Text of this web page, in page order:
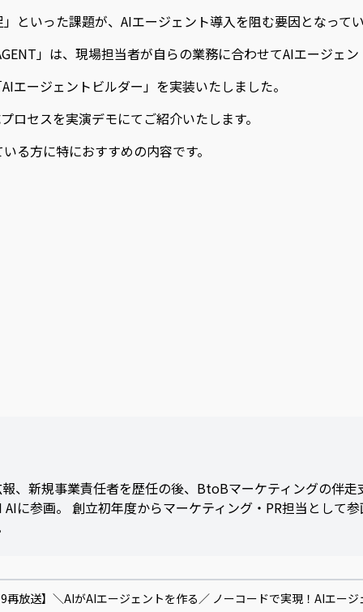
といった課題が、AIエージェント導入を阻む要因となって
」は、現場担当者が自らの業務に合わせてAIエージェ
ージェントビルダー」を実装いたしました。
セスを実演デモにてご紹介いたします。
る方に特におすすめの内容です。
、新規事業責任者を歴任の後、BtoBマーケティングの伴
に参画。 創立初年度からマーケティング・PR担当とし
再放送】＼AIがAIエージェントを作る／ ノーコードで実現！AIエー